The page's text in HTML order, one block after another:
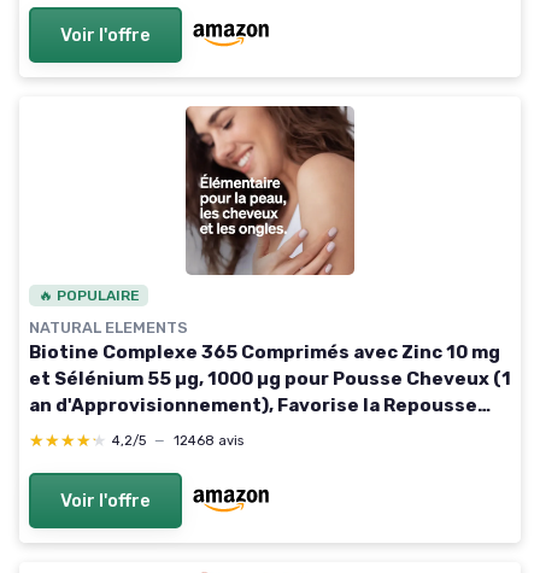
Voir l'offre
🔥 POPULAIRE
NATURAL ELEMENTS
Biotine Complexe 365 Comprimés avec Zinc 10 mg
et Sélénium 55 µg, 1000 µg pour Pousse Cheveux (1
an d'Approvisionnement), Favorise la Repousse
des Cheveux, Peau & Ongles, 100% Vegan
★★★★★
★★★★★ 4,2/5 — 12468 avis
Voir l'offre